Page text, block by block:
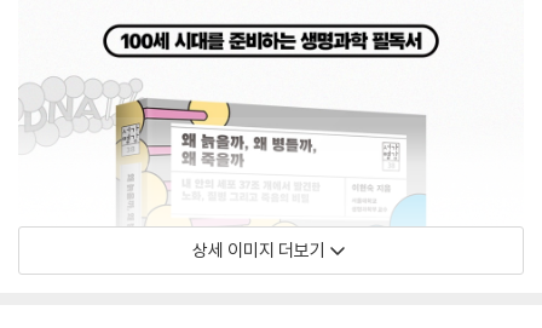
상세 이미지 더보기